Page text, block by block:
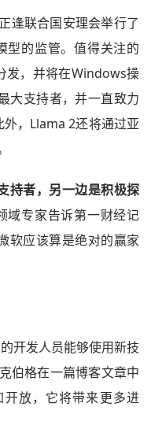
逢联合国安理会举行了
型的监管。值得关注的
发，并将在Windows操
大支持者，并一直致力
，Llama 2还将通过亚
持者，另一边是积极探
域专家告诉第一财经记
软应该算是绝对的赢家
开发人员能够使用新技
伯格在一篇博客文章中
放，它将带来更多进